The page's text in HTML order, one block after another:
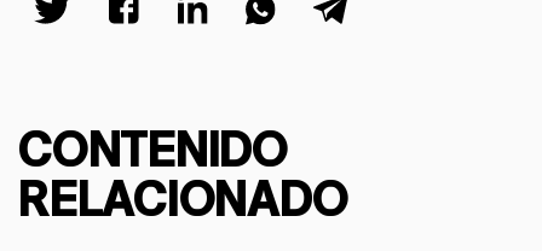
CONTENIDO
RELACIONADO